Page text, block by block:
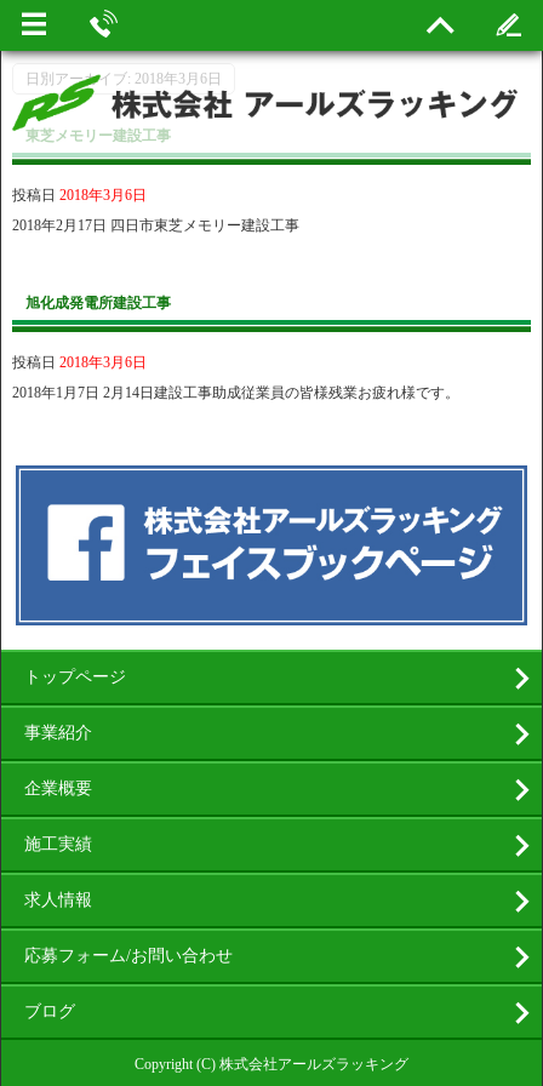
日別アーカイブ: 2018年3月6日
東芝メモリー建設工事
投稿日 2018年3月6日
2018年2月17日 四日市東芝メモリー建設工事
旭化成発電所建設工事
投稿日 2018年3月6日
2018年1月7日 2月14日建設工事助成従業員の皆様残業お疲れ様です。
トップページ
事業紹介
企業概要
施工実績
求人情報
応募フォーム/お問い合わせ
ブログ
Copyright (C) 株式会社アールズラッキング